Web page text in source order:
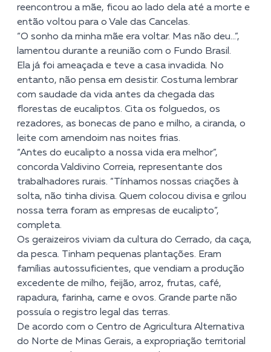
reencontrou a mãe, ficou ao lado dela até a morte e
então voltou para o Vale das Cancelas.
“O sonho da minha mãe era voltar. Mas não deu…”,
lamentou durante a reunião com o Fundo Brasil.
Ela já foi ameaçada e teve a casa invadida. No
entanto, não pensa em desistir. Costuma lembrar
com saudade da vida antes da chegada das
florestas de eucaliptos. Cita os folguedos, os
rezadores, as bonecas de pano e milho, a ciranda, o
leite com amendoim nas noites frias.
“Antes do eucalipto a nossa vida era melhor”,
concorda Valdivino Correia, representante dos
trabalhadores rurais. “Tínhamos nossas criações à
solta, não tinha divisa. Quem colocou divisa e grilou
nossa terra foram as empresas de eucalipto”,
completa.
Os geraizeiros viviam da cultura do Cerrado, da caça,
da pesca. Tinham pequenas plantações. Eram
famílias autossuficientes, que vendiam a produção
excedente de milho, feijão, arroz, frutas, café,
rapadura, farinha, carne e ovos. Grande parte não
possuía o registro legal das terras.
De acordo com o Centro de Agricultura Alternativa
do Norte de Minas Gerais, a expropriação territorial